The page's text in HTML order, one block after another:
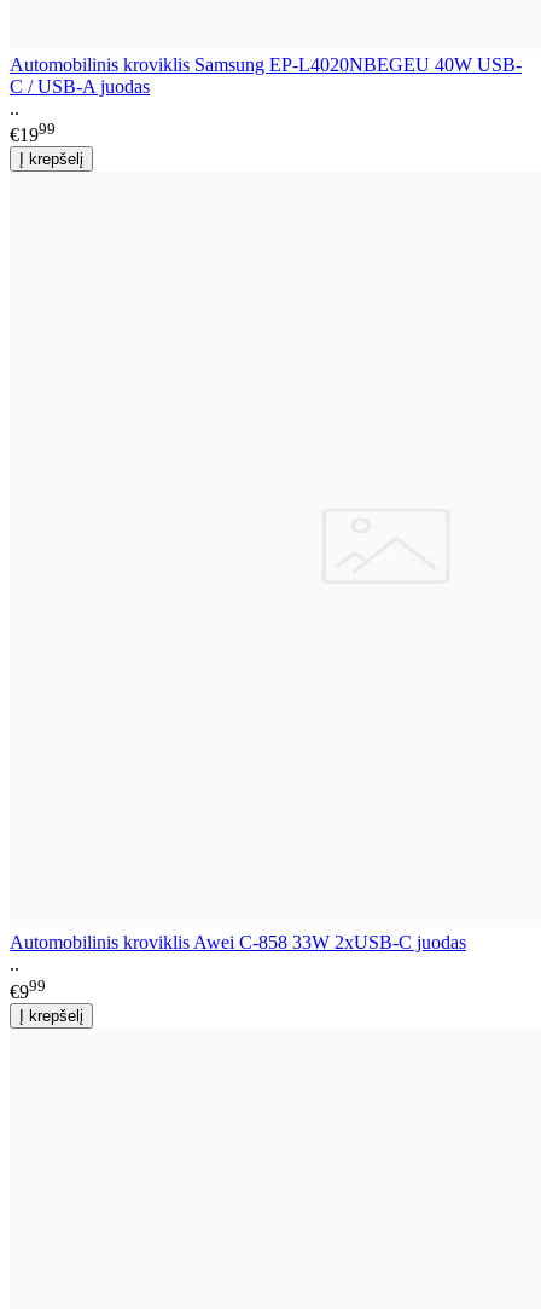
Automobilinis kroviklis Samsung EP-L4020NBEGEU 40W USB-
C / USB-A juodas
..
€1999
Automobilinis kroviklis Awei C-858 33W 2xUSB-C juodas
..
€999